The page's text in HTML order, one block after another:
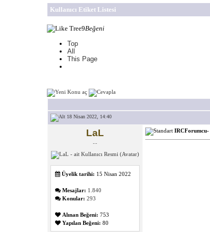
Kullanıcı Etiket Listesi
9Beğeni
Top
All
This Page
18 Nisan 2022, 14:40
LaL
Üyelik tarihi: 15 Nisan 2022
Mesajlar: 1.840
Konular: 293
Alınan Beğeni: 753
Yapılan Beğeni: 80
IRCForumcu-